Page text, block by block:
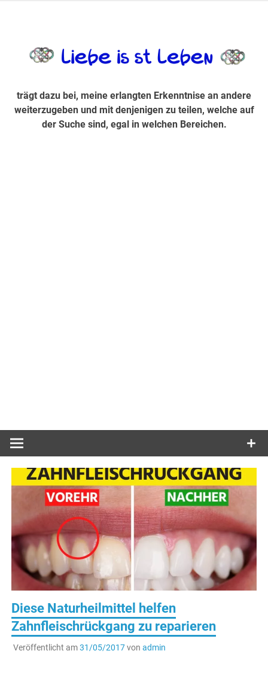
Suche sind, egal in welchen Bereichen.
trägt dazu bei, meine erlangten Erkenntnise an andere
weiterzugeben und mit denjenigen zu teilen, welche auf
der Suche sind, egal in welchen Bereichen.
Diese Naturheilmittel helfen
Zahnfleischrückgang zu reparieren
Veröffentlicht am31/05/2017von admin